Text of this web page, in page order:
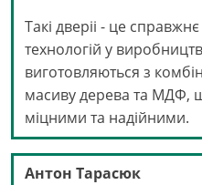
Такі дверіі - це
технологій у
виготовляються з
масиву дерева та МДФ,
міцними та надійними.
Антон Тарасюк